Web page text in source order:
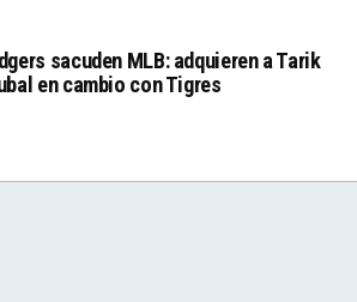
sacuden MLB: adquieren a Tarik
en cambio con Tigres